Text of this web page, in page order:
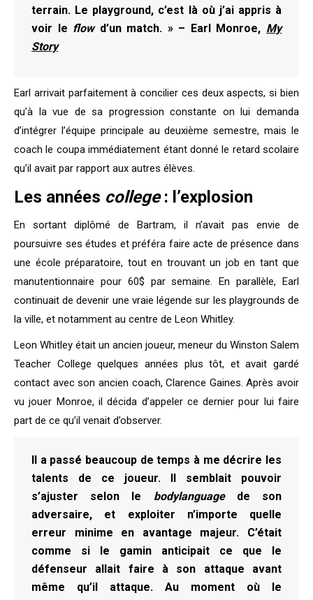
terrain. Le playground, c’est là où j’ai appris à
voir le flowd’un match. » – Earl Monroe, My
Story
Earl arrivait parfaitement à concilier ces deux aspects, si bien
qu’à la vue de sa progression constante on lui demanda
d’intégrer l’équipe principale au deuxième semestre, mais le
coach le coupa immédiatement étant donné le retard scolaire
qu’il avait par rapport aux autres élèves.
Les années college: l’explosion
En sortant diplômé de Bartram, il n’avait pas envie de
poursuivre ses études et préféra faire acte de présence dans
une école préparatoire, tout en trouvant un job en tant que
manutentionnaire pour 60$ par semaine. En parallèle, Earl
continuait de devenir une vraie légende sur les playgrounds de
la ville, et notamment au centre de Leon Whitley.
Leon Whitley était un ancien joueur, meneur du Winston Salem
Teacher College quelques années plus tôt, et avait gardé
contact avec son ancien coach, Clarence Gaines. Après avoir
vu jouer Monroe, il décida d’appeler ce dernier pour lui faire
part de ce qu’il venait d’observer.
Il a passé beaucoup de temps à me décrire les
talents de ce joueur. Il semblait pouvoir
s’ajuster selon le bodylanguagede son
adversaire, et exploiter n’importe quelle
erreur minime en avantage majeur. C’était
comme si le gamin anticipait ce que le
défenseur allait faire à son attaque avant
même qu’il attaque. Au moment où le